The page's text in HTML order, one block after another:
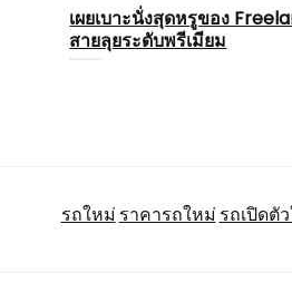
เผยเบาะนั่งสุดหรูของ
สายลุยระดับพรีเมียม
รถใหม่ ราคารถใหม่ รถเปิดตั